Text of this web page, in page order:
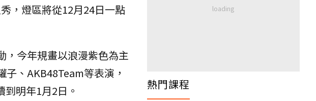
，燈區將從12月24日一點
今年規畫以浪漫紫色為主
、AKB48Team等表演，
明年1月2日。
熱門課程